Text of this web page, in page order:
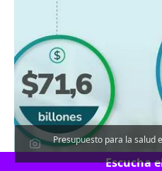
Presupuesto para la salud
Escucha